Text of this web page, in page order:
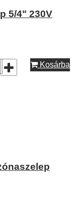
5/4" 230V
Kosárba